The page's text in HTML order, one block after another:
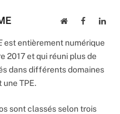
WebsiteFacebook
est entièrement numérique
2017 et qui réuni plus de
dans différents domaines
une TPE.
sont classés selon trois